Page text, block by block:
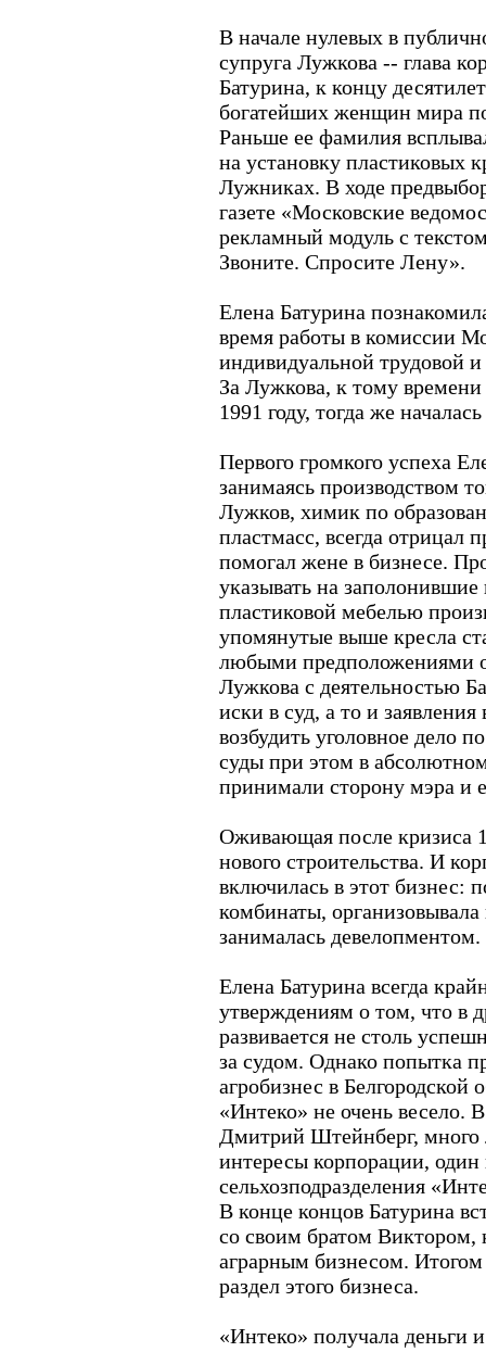
В начале нулевых в
супруга Лужкова -- глава
Батурина, к концу
богатейших женщин мира
Раньше ее фамилия
на установку пластиковых
Лужниках. В ходе
газете «Московские
рекламный модуль с
Звоните. Спросите Лену».
Елена Батурина
время работы в комиссии
индивидуальной трудовой
За Лужкова, к тому
1991 году, тогда же
Первого громкого успеха
занимаясь производством
Лужков, химик по
пластмасс, всегда отрицал
помогал жене в бизнесе.
указывать на заполонившие
пластиковой мебелью
упомянутые выше кресла
любыми предположениями
Лужкова с деятельностью
иски в суд, а то и
возбудить уголовное дело
суды при этом в
принимали сторону мэра и
Оживающая после кризиса
нового строительства. И
включилась в этот бизнес:
комбинаты,
занималась девелопментом.
Елена Батурина всегда
утверждениям о том, что в
развивается не столь
за судом. Однако попытка
агробизнес в Белгородской
«Интеко» не очень весело.
Дмитрий Штейнберг, много
интересы корпорации, один
сельхозподразделения
В конце концов Батурина
со своим братом Виктором,
аграрным бизнесом.
раздел этого бизнеса.
«Интеко» получала деньги